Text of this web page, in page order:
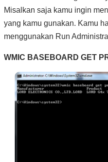
Misalkan saja kamu ingin
yang kamu gunakan. Kamu
menggunakan Run
WMIC BASEBOARD GET